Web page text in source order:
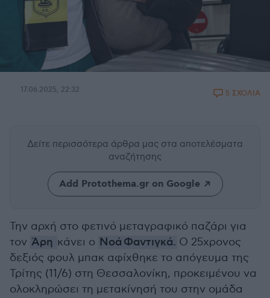
17.06.2025, 22:32 5 ΣΧΟΛΙΑ
Δείτε περισσότερα άρθρα μας στα αποτελέσματα
αναζήτησης
Add Protothema.gr on Google
Την αρχή στο φετινό μεταγραφικό παζάρι για
τον Άρη κάνει ο Νοά Φαντιγκά. Ο 25χρονος
δεξιός φουλ μπακ αφίχθηκε το απόγευμα της
Τρίτης (11/6) στη Θεσσαλονίκη, προκειμένου να
ολοκληρώσει τη μετακίνησή του στην ομάδα